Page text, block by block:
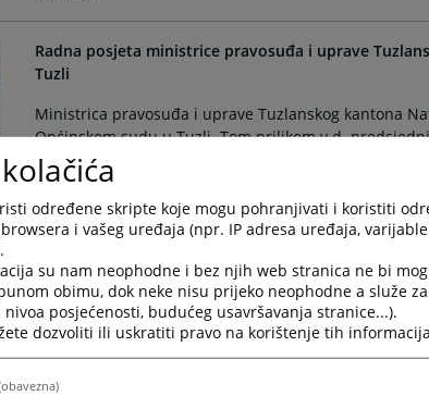
Radna posjeta ministrice pravosuđa i uprave
Tuzli
Ministrica pravosuđa i uprave Tuzlanskog kantona
Općinskom sudu u Tuzli. Tom prilikom v.d.
Sidik Hasanović.
Održan sastanak sa mentorisanim sudovima u
odgovornosti sudija i tužilaca u BiH - ICEA III
U Općinskom sudu u Tuzli dana 11.06.2026.godine,
koji su u prvoj fazi implementacije novog modela
sudovima. Sastanku su pored predstavnika mentor
Orašju i Osnovnog suda Brko Distrikt.
određene skripte koje mogu pohranjivati i koristiti
i vašeg uređaja (npr. IP adresa uređaja,
su nam neophodne i bez njih web stranica ne bi
obimu, dok neke nisu prijeko neophodne a služe
posjećenosti, budućeg usavršavanja stranice...).
dozvoliti ili uskratiti pravo na korištenje tih